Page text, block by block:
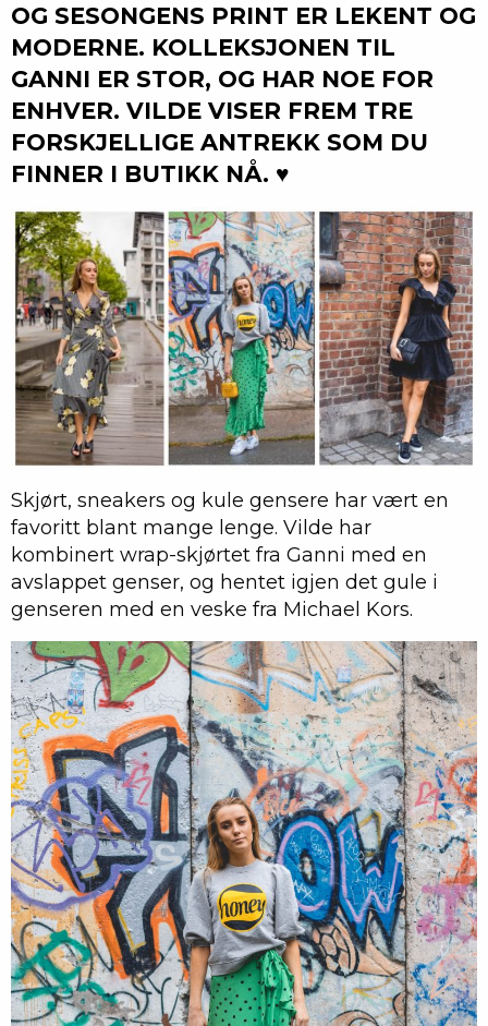
OG SESONGENS PRINT ER LEKENT OG
MODERNE. KOLLEKSJONEN TIL
GANNI ER STOR, OG HAR NOE FOR
ENHVER. VILDE VISER FREM TRE
FORSKJELLIGE ANTREKK SOM DU
FINNER I BUTIKK NÅ. ♥
Skjørt, sneakers og kule gensere har vært en
favoritt blant mange lenge. Vilde har
kombinert wrap-skjørtet fra Ganni med en
avslappet genser, og hentet igjen det gule i
genseren med en veske fra Michael Kors.